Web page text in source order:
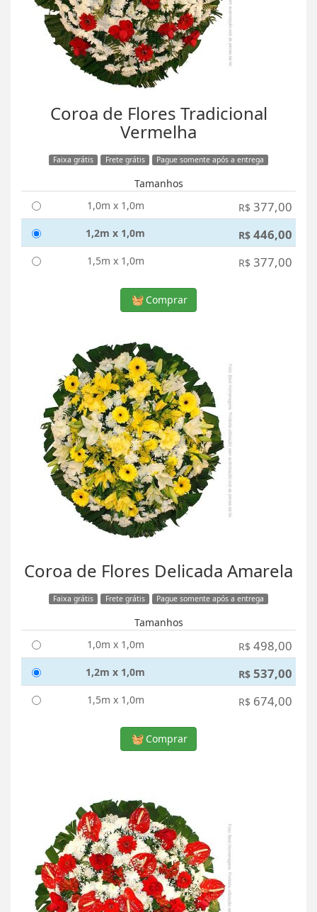
Coroa de Flores Tradicional
Vermelha
Faixa grátis Frete grátis Pague somente após a entrega
Tamanhos
1,0m x 1,0m
R$ 377,00
1,2m x 1,0m R$ 446,00
1,5m x 1,0m R$ 377,00
Comprar
Coroa de Flores Delicada Amarela
Faixa grátis Frete grátis Pague somente após a entrega
Tamanhos
1,0m x 1,0m
R$ 498,00
1,2m x 1,0m R$ 537,00
1,5m x 1,0m R$ 674,00
Comprar